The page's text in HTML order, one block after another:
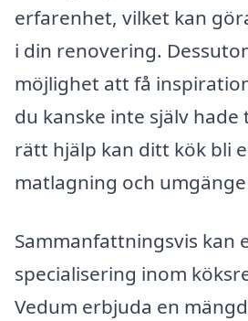
erfarenhet, vilket kan
i din renovering.
möjlighet att få
du kanske inte själv hade
rätt hjälp kan ditt kök bli
matlagning och
Sammanfattningsvis kan
specialisering inom
Vedum erbjuda en